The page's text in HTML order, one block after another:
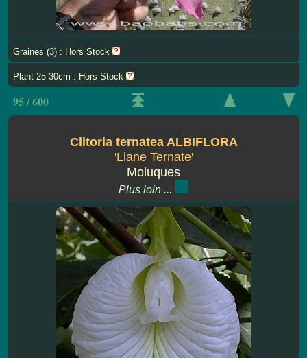
Graines (3) : Hors Stock
Plant 25-30cm : Hors Stock
95 / 600
Clitoria ternatea ALBIFLORA
'Liane Ternate'
Moluques
Plus loin ...